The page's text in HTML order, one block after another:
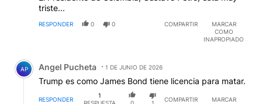
triste...
RESPONDER 0 0 COMPARTIR
MARCAR
COMO
INAPROPIADO
Comentario de Angel Pucheta.
AP Angel Pucheta 1 DE JUNIO DE 2026
Trump es como James Bond tiene licencia para matar.
RESPONDER
1
COMPARTIR
MARCAR